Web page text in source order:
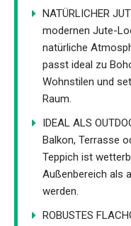
NATÜRLICHER
modernen Jute-
natürliche
passt ideal zu
Wohnstilen und
Raum.
IDEAL ALS
Balkon, Terrasse
Teppich ist
Außenbereich als
werden.
ROBUSTES